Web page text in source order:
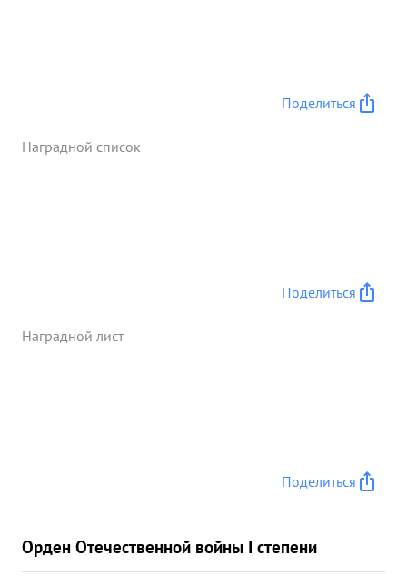
батальона в бою. За образцовое ...»
Поделиться
Наградной список
Поделиться
Наградной лист
Поделиться
Орден Отечественной войны I степени